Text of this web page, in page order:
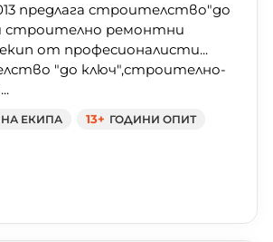
предлага строителство"до
строително ремонтни
от професионалисти...
"до ключ",строително-
ЕКИПА 13+ ГОДИНИ ОПИТ